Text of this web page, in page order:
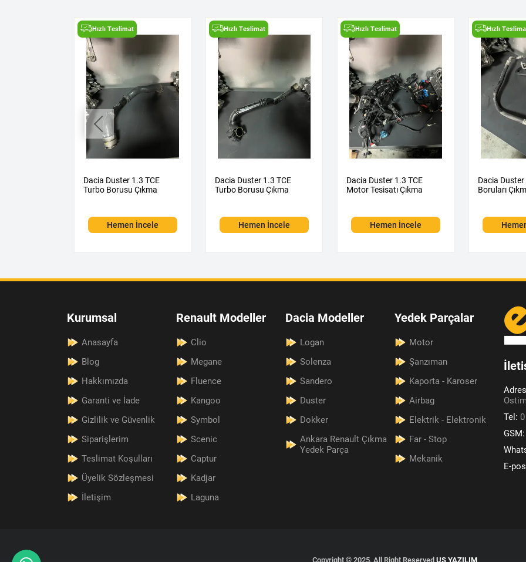
Hızlı Teslimat
Dacia Duster 1.3 TCE
Turbo Borusu Çıkma
Hemen İncele
Hızlı Teslimat
Dacia Duster 1.3 TCE
Turbo Borusu Çıkma
Hemen İncele
Hızlı Teslimat
Dacia Duster 1.3 TCE
Motor Tesisatı Çıkma
Hemen İncele
Hızlı
Dacia Duster
Boruları
Kurumsal
Anasayfa
Blog
Hakkımızda
Garanti ve İade
Gizlilik ve Güvenlik
Siparişlerim
Teslimat Koşulları
Üyelik Sözleşmesi
İletişim
Renault Modeller
Clio
Megane
Fluence
Kangoo
Symbol
Scenic
Captur
Kadjar
Laguna
Dacia Modeller
Logan
Solenza
Sandero
Duster
Dokker
Ankara Renault Çıkma
Yedek Parça
Yedek Parçalar
Motor
Şanzıman
Kaporta - Karoser
Airbag
Elektrik - Elektronik
Far - Stop
Mekanik
Tel:
GSM:
E-
Copyright © 2025, All Right Reserved US YAZILIM